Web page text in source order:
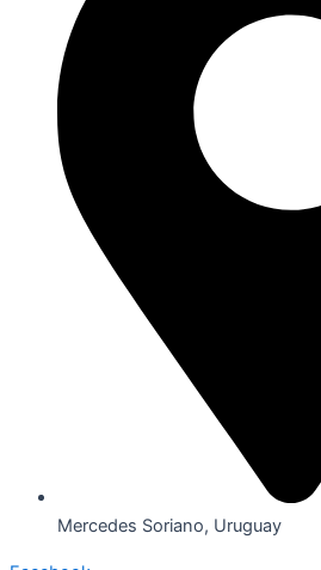
Mercedes Soriano, Uruguay